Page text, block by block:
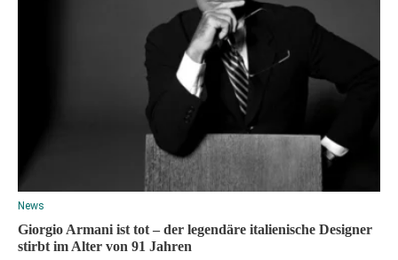
News
Giorgio Armani ist tot – der legendäre italienische Designer
stirbt im Alter von 91 Jahren